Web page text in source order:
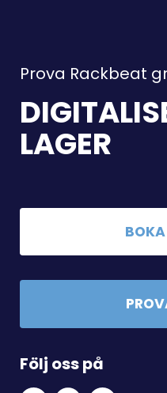
Prova Rackbeat
LAGER
Följ oss på